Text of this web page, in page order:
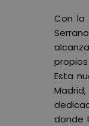
Con la
Esta
donde